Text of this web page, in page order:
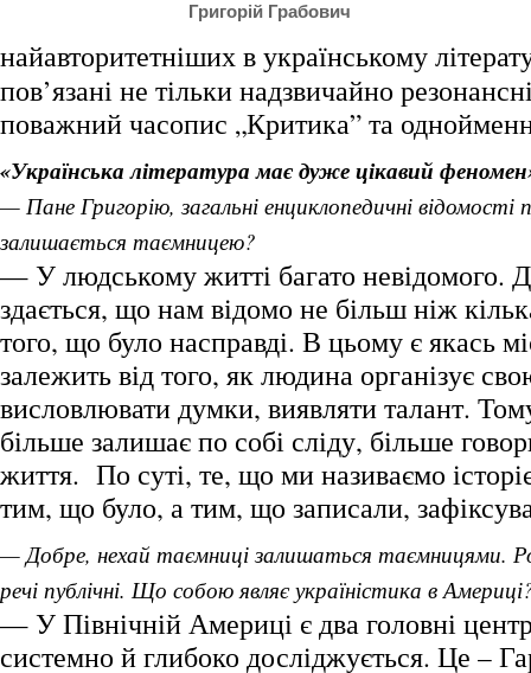
Григорій Грабович
найавторитетніших в українському
пов’язані не тільки надзвичайно
поважний часопис „Критика” та
«Українська література має дуже цікавий
— Пане Григорію, загальні енциклопедичні відомості
залишається таємницею?
— У людському житті багато невідомого.
здається, що нам відомо не більш ніж
того, що було насправді. В цьому є якась
залежить від того, як людина організує
висловлювати думки, виявляти талант.
більше залишає по собі сліду, більше
життя. По суті, те, що ми називаємо
тим, що було, а тим, що записали,
— Добре, нехай таємниці залишаться таємницями.
речі публічні. Що собою являє україністика в
— У Північній Америці є два головні
системно й глибоко досліджується. Це –